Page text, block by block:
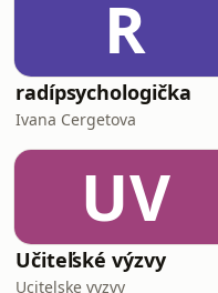
R
radípsychologička
Ivana Cergetova
UV
Učiteľské výzvy
Ucitelske vyzvy